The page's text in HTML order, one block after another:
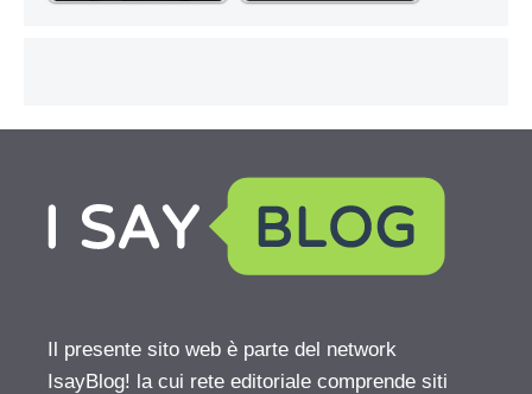
Il presente sito web è parte del network
IsayBlog! la cui rete editoriale comprende siti